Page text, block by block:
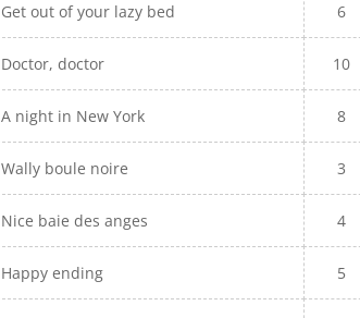
Get out of your lazy bed 6
Doctor, doctor 10
A night in New York 8
Wally boule noire 3
Nice baie des anges 4
Happy ending 5